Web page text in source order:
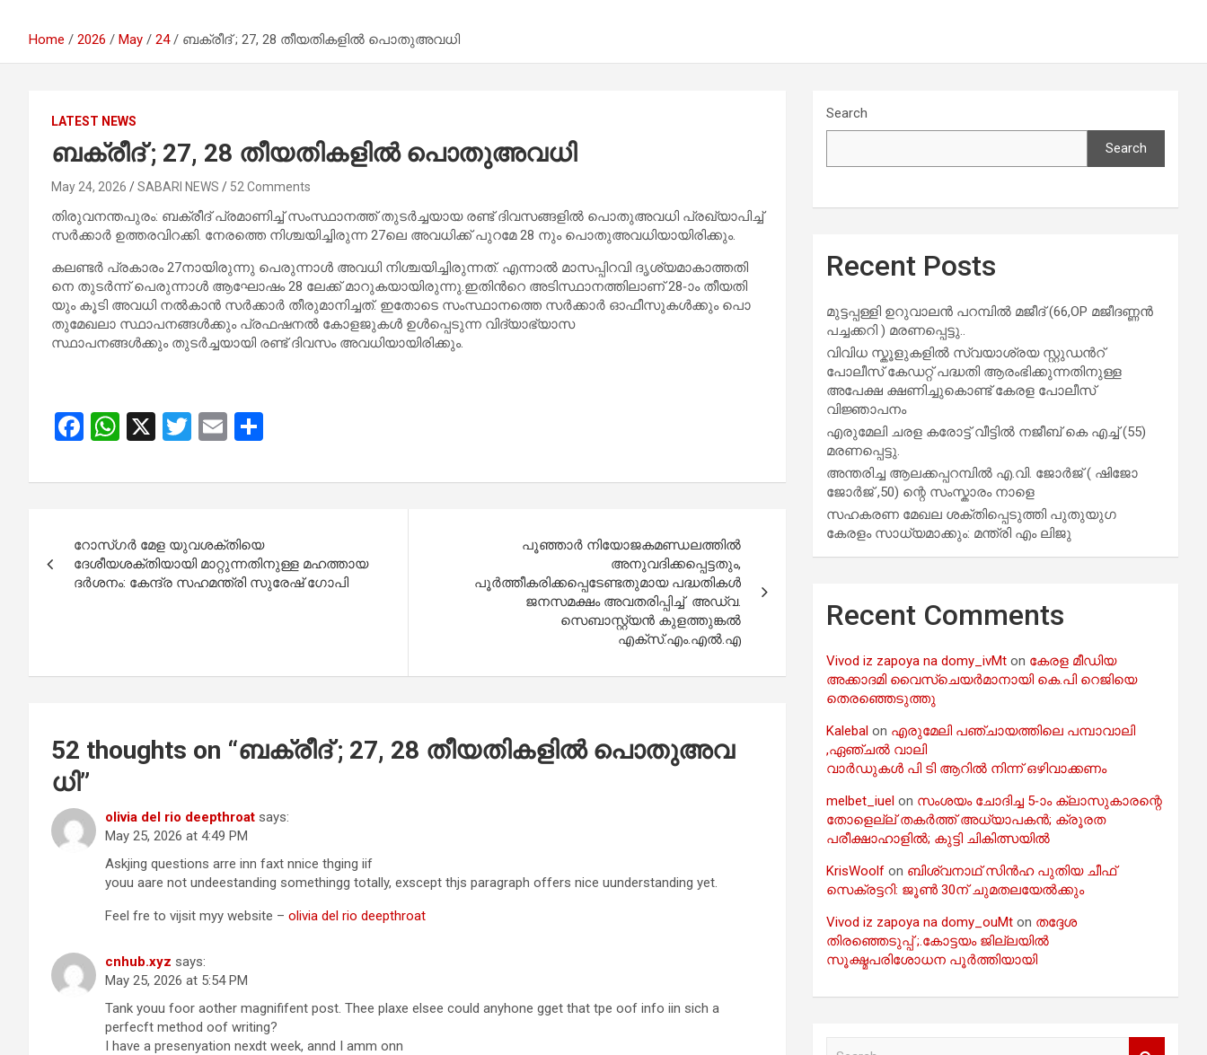
Home 2026 May 24 ബ​ക്രീ​ദ് ; 27, 28 തീ​യ​തി​ക​ളി​ൽ പൊ​തു​അ​വ​ധി
LATEST NEWS
ബ​ക്രീ​ദ് ; 27, 28 തീ​യ​തി​ക​ളി​ൽ പൊ​തു​അ​വ​ധി
May 24, 2026 SABARI NEWS 52 Comments
തി​രു​വ​ന​ന്ത​പു​രം: ബ​ക്രീ​ദ് പ്ര​മാ​ണി​ച്ച് സം​സ്ഥാ​ന​ത്ത് തു​ട​ർ​ച്ച​യാ​യ ര​ണ്ട് ദി​വ​സ​ങ്ങ​ളി​ൽ പൊ​തു​അ​വ​ധി പ്ര​ഖ്യാ​പി​ച്ച്
സ​ർ​ക്കാ​ർ ഉ​ത്ത​ര​വി​റ​ക്കി. നേ​ര​ത്തെ നി​ശ്ച​യി​ച്ചി​രു​ന്ന 27ലെ ​അ​വ​ധി​ക്ക് പു​റ​മേ 28 നും ​പൊ​തു​അ​വ​ധി​യാ​യി​രി​ക്കും.
ക​ല​ണ്ട​ർ പ്ര​കാ​രം 27നാ​യി​രു​ന്നു പെ​രു​ന്നാ​ൾ അ​വ​ധി നി​ശ്ച​യി​ച്ചി​രു​ന്ന​ത്. എ​ന്നാ​ൽ മാ​സ​പ്പി​റ​വി ദൃ​ശ്യ​മാ​കാ​ത്ത​തി​
നെ തു​ട​ർ​ന്ന് പെ​രു​ന്നാ​ൾ ആ​ഘോ​ഷം 28 ലേ​ക്ക് മാ​റു​ക​യാ​യി​രു​ന്നു.ഇ​തി​ന്‍റെ അ​ടി​സ്ഥാ​ന​ത്തി​ലാ​ണ് 28-ാം തീ​യ​തി​
യും കൂ​ടി അ​വ​ധി ന​ൽ​കാ​ൻ സ​ർ​ക്കാ​ർ തീ​രു​മാ​നി​ച്ച​ത്. ഇ​തോ​ടെ സം​സ്ഥാ​ന​ത്തെ സ​ർ​ക്കാ​ർ ഓ​ഫീ​സു​ക​ൾ​ക്കും ​പൊ​
തു​മേ​ഖ​ലാ സ്ഥാ​പ​ന​ങ്ങ​ൾ​ക്കും പ്ര​ഫ​ഷ​ന​ൽ കോ​ള​ജു​ക​ൾ ഉ​ൾ​പ്പെ​ടു​ന്ന വി​ദ്യാ​ഭ്യാ​സ
സ്ഥാ​പ​ന​ങ്ങ​ൾ​ക്കും​ തു​ട​ർ​ച്ച​യാ​യി ര​ണ്ട് ദി​വ​സം അ​വ​ധി​യാ​യി​രി​ക്കും.
F
ce
o
o
k
W
at
A
p
p
X
T
tt
E
ail ar
navigation
റോസ്ഗർ മേള യുവശക്തിയെ
ദേശീയശക്തിയായി മാറ്റുന്നതിനുള്ള മഹത്തായ
ദർശനം: കേന്ദ്ര സഹമന്ത്രി സുരേഷ് ഗോപി
പൂഞ്ഞാർ നിയോജകമണ്ഡലത്തിൽ
അനുവദിക്കപ്പെട്ടതും,
പൂർത്തീകരിക്കപ്പെടേണ്ടതുമായ പദ്ധതികൾ
ജനസമക്ഷം അവതരിപ്പിച്ച് അഡ്വ.
സെബാസ്റ്റ്യൻ കുളത്തുങ്കൽ
എക്സ്.എം.എൽ.എ
52 thoughts on “ബ​ക്രീ​ദ് ; 27, 28 തീ​യ​തി​ക​ളി​ൽ പൊ​തു​അ​വ​
ധി”
olivia del rio deepthroat says:
May 25, 2026 at 4:49 PM
Askjing questions arre inn faxt nnice thging iif
youu aare not undeestanding somethingg totally, exscept thjs paragraph offers nice uunderstanding yet.
Feel fre to vijsit myy website – olivia del rio deepthroat
cnhub.xyz says:
May 25, 2026 at 5:54 PM
Tank youu foor aother magnififent post. Thee plaxe elsee could anyhone gget that tpe oof info iin sich a
perfecft method oof writing?
I have a presenyation nexdt week, annd I amm onn
Search
Search
Recent Posts
മുട്ടപ്പള്ളി ഉറുവാലൻ പറമ്പിൽ മജീദ് (66,OP മജീദണ്ണൻ
പച്ചക്കറി ) മരണപ്പെട്ടു..
വിവിധ സ്കൂളുകളില്‍ സ്വയാശ്രയ സ്റ്റുഡന്‍റ്
പോലീസ് കേഡറ്റ് പദ്ധതി ആരംഭിക്കുന്നതിനുള്ള
അപേക്ഷ ക്ഷണിച്ചുകൊണ്ട് കേരള പോലീസ്
വിജ്ഞാപനം
എരുമേലി ചരള കരോട്ട് വീട്ടിൽ നജീബ് കെ എച്ച് (55)
മരണപ്പെട്ടു.
അന്തരിച്ച ആ​ല​ക്ക​പ്പ​റമ്പിൽ​ എ.​വി. ജോ​ർ​ജ് ( ഷിജോ
ജോർജ് ,50) ന്റെ സംസ്കാരം നാളെ
സഹകരണ മേഖല ശക്തിപ്പെടുത്തി പുതുയുഗ
കേരളം സാധ്യമാക്കും: മന്ത്രി എം ലിജു
Recent Comments
Vivod iz zapoya na domy_ivMt on കേരള മീഡിയ
അക്കാദമി വൈസ്ചെയർമാനായി കെ.പി റെജിയെ
തെരഞ്ഞെടുത്തു
Kalebal on എരുമേലി പഞ്ചായത്തിലെ പമ്പാവാലി
,ഏഞ്ചൽ വാലി
വാർഡുകൾ പി ടി ആറിൽ നിന്ന് ഒഴിവാക്കണം
melbet_iuel on സംശയം ചോദിച്ച 5-ാം ക്ലാസുകാരന്റെ
തോളെല്ല് തകർത്ത് അധ്യാപകൻ; ക്രൂരത
പരീക്ഷാഹാളിൽ; കുട്ടി ചികിത്സയിൽ
KrisWoolf on ബിശ്വനാഥ് സിൻഹ പുതിയ ചീഫ്
സെക്രട്ടറി: ജൂൺ 30ന് ചുമതലയേൽക്കും
Vivod iz zapoya na domy_ouMt on തദ്ദേശ
തിരഞ്ഞെടുപ്പ് ;.കോട്ടയം ജില്ലയിൽ
സൂക്ഷ്മപരിശോധന പൂർത്തിയായി